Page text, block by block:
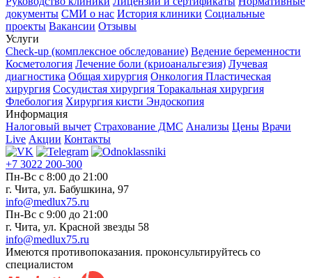
документы СМИ о нас История клиники Социальные
проекты Вакансии Отзывы
Услуги
Check-up (комплексное обследование) Ведение беременности
Косметология Лечение боли (криоанальгезия) Лучевая
диагностика Общая хирургия Онкология Пластическая
хирургия Сосудистая хирургия Торакальная хирургия
Флебология Хирургия кисти Эндоскопия
Информация
Налоговый вычет Страхование ДМС Анализы Цены Врачи
Live Акции Контакты
+7 3022 200-300
Пн-Вс с 8:00 до 21:00
г. Чита, ул. Бабушкина, 97
info@medlux75.ru
Пн-Вс с 9:00 до 21:00
г. Чита, ул. Красной звезды 58
info@medlux75.ru
Имеются противопоказания. проконсультируйтесь со
специалистом